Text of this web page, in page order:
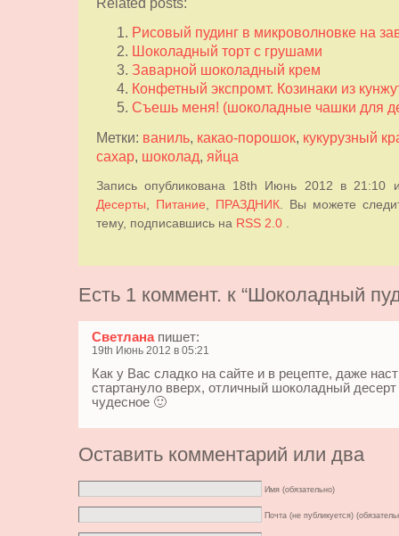
Рисовый пудинг в микроволновке на
Шоколадный торт с грушами
Заварной шоколадный крем
Конфетный экспромт. Козинаки из
Съешь меня! (шоколадные чашки для
Метки: ваниль, какао-порошок, кукурузный
сахар, шоколад яйца
Запись опубликована 18th Июнь 2012 в 21:10
Десерты
Питание ПРАЗДНИК. Вы можете
тему, подписавшись на RSS 2.0.
Есть 1 коммент. к “Шоколадный
Светланапишет:
19th Июнь 2012 в 05:21
Как у Вас сладко на сайте и в рецепте, даже
стартануло вверх, отличный шоколадный
чудесное 🙂
Оставить комментарий или два
Имя (обязательно)
Почта (не публикуется)